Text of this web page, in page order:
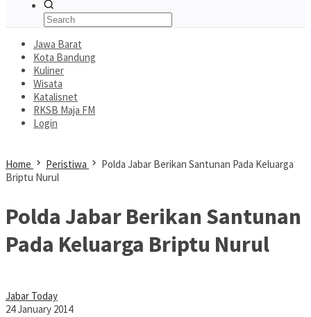
Jawa Barat
Kota Bandung
Kuliner
Wisata
Katalisnet
RKSB Maja FM
Login
Home Peristiwa
Polda Jabar Berikan Santunan Pada Keluarga
Briptu Nurul
Polda Jabar Berikan Santunan
Pada Keluarga Briptu Nurul
Jabar Today
24 January 2014